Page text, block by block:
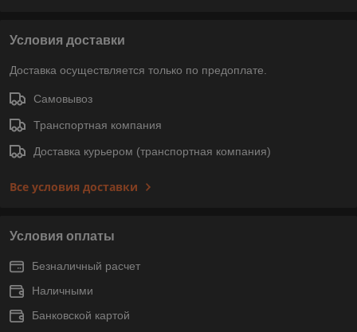
Условия доставки
Доставка осуществляется только по предоплате.
Самовывоз
Транспортная компания
Доставка курьером (транспортная компания)
Все условия доставки
Условия оплаты
Безналичный расчет
Наличными
Банковской картой